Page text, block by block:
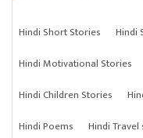
Hindi Short Stories Hindi
Hindi Motivational Stories
Hindi Children Stories
Hindi Poems
Hindi